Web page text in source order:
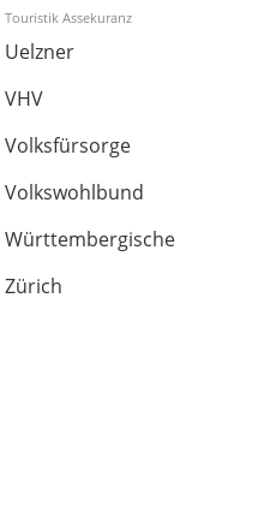
Touristik Assekuranz
Uelzner
VHV
Volksfürsorge
Volkswohlbund
Württembergische
Zürich